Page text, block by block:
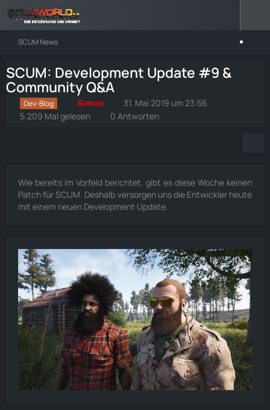
SCUM News
SCUM: Development Update #9 &
Community Q&A
Dev-Blog Simon
31. Mai 2019 um 23:56
5.209 Mal gelesen
0 Antworten
Wie bereits im Vorfeld berichtet, gibt es diese Woche keinen
Patch für SCUM. Deshalb versorgen uns die Entwickler heute
mit einem neuen Development Update.